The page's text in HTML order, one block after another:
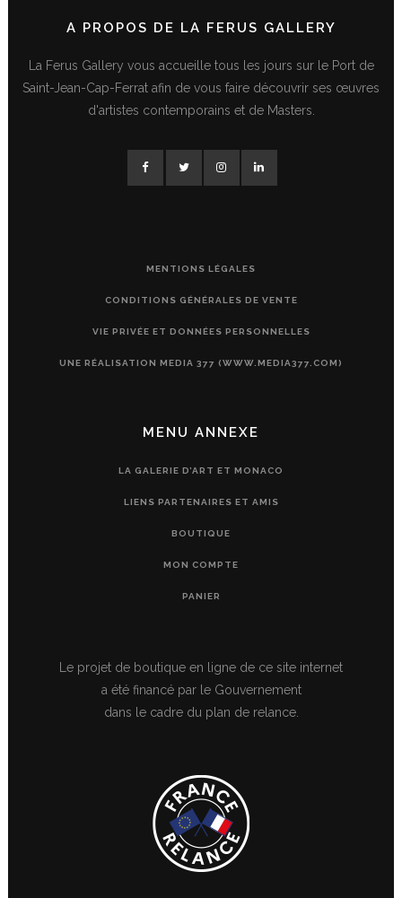
A PROPOS DE LA FERUS GALLERY
La Ferus Gallery vous accueille tous les jours sur le Port de
Saint-Jean-Cap-Ferrat afin de vous faire découvrir ses œuvres
d'artistes contemporains et de Masters.
MENTIONS LÉGALES
CONDITIONS GÉNÉRALES DE VENTE
VIE PRIVÉE ET DONNÉES PERSONNELLES
UNE RÉALISATION MEDIA 377 (WWW.MEDIA377.COM)
MENU ANNEXE
LA GALERIE D’ART ET MONACO
LIENS PARTENAIRES ET AMIS
BOUTIQUE
MON COMPTE
PANIER
Le projet de boutique en ligne de ce site internet
a été financé par le Gouvernement
dans le cadre du plan de relance.